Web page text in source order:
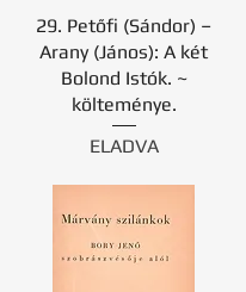
29. Petőfi (Sándor) –
Arany (János): A két
Bolond Istók. ~
költeménye.
ELADVA